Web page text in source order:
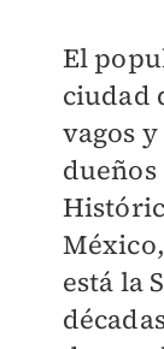
El
ciudad
vagos
está la